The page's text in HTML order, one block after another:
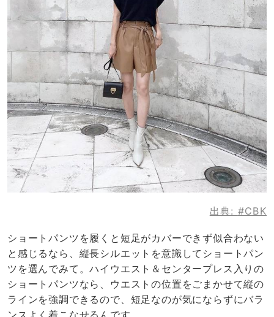
出典: #CBK
ショートパンツを履くと短足がカバーできず似合わない
と感じるなら、縦長シルエットを意識してショートパン
ツを選んでみて。ハイウエスト＆センタープレス入りの
ショートパンツなら、ウエストの位置をごまかせて縦の
ラインを強調できるので、短足なのが気にならずにバラ